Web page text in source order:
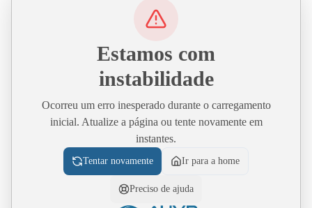
Estamos com
instabilidade
Ocorreu um erro inesperado durante o carregamento
inicial. Atualize a página ou tente novamente em
instantes.
Tentar novamente Ir para a home
Preciso de ajuda